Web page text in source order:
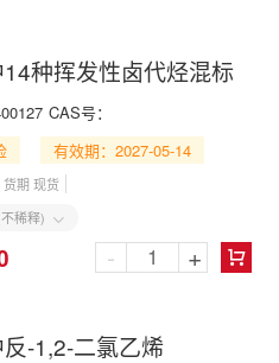
种挥发性卤代烃混标
CAS号：
有效期：2027-05-14
货期 现货
稀释) 

- +
-1,2-二氯乙烯